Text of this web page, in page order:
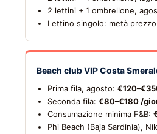
2 lettini + 1 ombrellone,
Lettino singolo: metà prezzo
Beach club VIP Costa
Prima fila, agosto:
Seconda fila: €80–€180 /
Consumazione minima F&B:
Phi Beach (Baja Sardinia),